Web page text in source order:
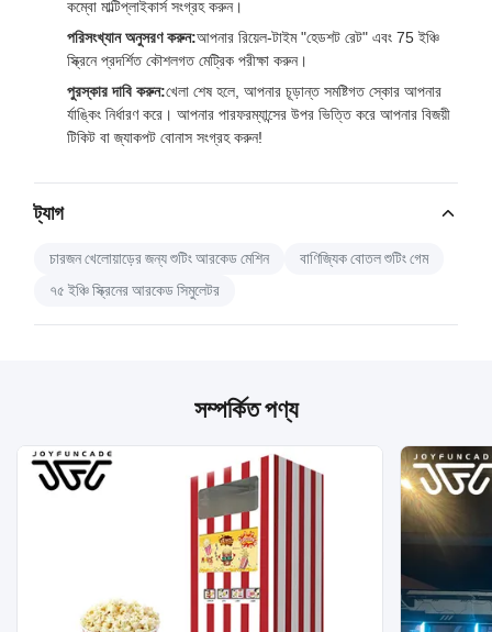
কম্বো মাল্টিপ্লাইকার্স সংগ্রহ করুন।
পরিসংখ্যান অনুসরণ করুন:আপনার রিয়েল-টাইম "হেডশট রেট" এবং 75 ইঞ্চি
স্ক্রিনে প্রদর্শিত কৌশলগত মেট্রিক পরীক্ষা করুন।
পুরস্কার দাবি করুন:খেলা শেষ হলে, আপনার চূড়ান্ত সমষ্টিগত স্কোর আপনার
র্যাঙ্কিং নির্ধারণ করে। আপনার পারফরম্যান্সের উপর ভিত্তি করে আপনার বিজয়ী
টিকিট বা জ্যাকপট বোনাস সংগ্রহ করুন!
ট্যাগ
চারজন খেলোয়াড়ের জন্য শুটিং আরকেড মেশিন
বাণিজ্যিক বোতল শুটিং গেম
৭৫ ইঞ্চি স্ক্রিনের আরকেড সিমুলেটর
সম্পর্কিত পণ্য